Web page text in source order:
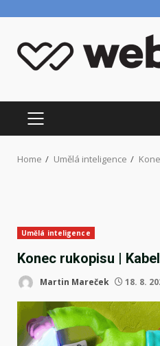
content
PRIMARY
MENU
Home Umělá inteligence
Umělá inteligence
Konec rukopisu |
Martin Mareček 18. 8.